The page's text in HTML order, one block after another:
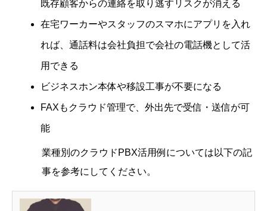
既存顧客からの連絡を取り逃すリスクが消える
在宅ワーカーやスタッフのスマホにアプリを入れ
れば、通話料は会社負担で会社の電話機として活
用できる
ビジネスホン本体や移設工事が不要になる
FAXもクラウド管理で、外出先で受信・送信が可
能
業種別のクラウドPBX活用例については以下の記
事を参考にしてください。